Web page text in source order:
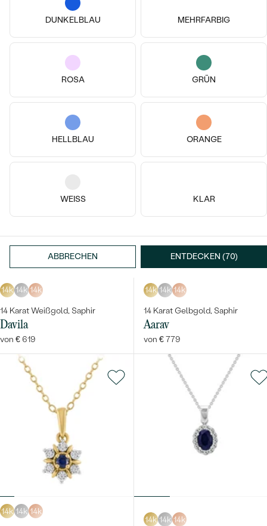
Bestseller
ANSEHEN
DUNKELBLAU MEHRFARBIG
ROSA GRÜN
HELLBLAU ORANGE
WEISS KLAR
ABBRECHEN ENTDECKEN (70)
Quinn
14 Karat Weißgold, Lab Grown
Mirren
14k 14k 14k
14 Karat Weißgold, Saphir
Davila
von € 619
14k 14k 14k
14 Karat Gelbgold, Saphir
Aarav
von € 779
14k 14k 14k
14k 14k 14k